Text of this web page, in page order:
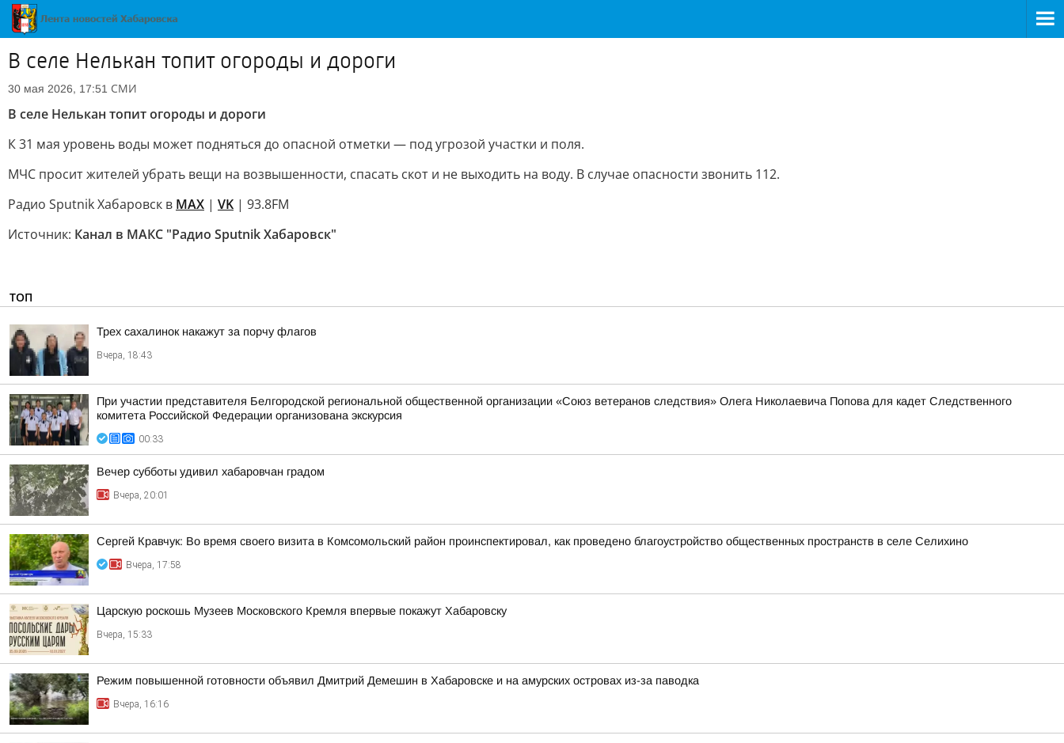
В селе Нелькан топит огороды и дороги
30 мая 2026, 17:51 СМИ
В селе Нелькан топит огороды и дороги
К 31 мая уровень воды может подняться до опасной отметки — под угрозой участки и поля.
МЧС просит жителей убрать вещи на возвышенности, спасать скот и не выходить на воду. В случае опасности звонить 112.
Радио Sputnik Хабаровск в MAX | VK | 93.8FM
Источник: Канал в МАКС "Радио Sputnik Хабаровск"
ТОП
Трех сахалинок накажут за порчу флагов
Вчера, 18:43
При участии представителя Белгородской региональной общественной организации «Союз ветеранов следствия» Олега Николаевича Попова для кадет Следственного
комитета Российской Федерации организована экскурсия
00:33
Вечер субботы удивил хабаровчан градом
Вчера, 20:01
Сергей Кравчук: Во время своего визита в Комсомольский район проинспектировал, как проведено благоустройство общественных пространств в селе Селихино
Вчера, 17:58
Царскую роскошь Музеев Московского Кремля впервые покажут Хабаровску
Вчера, 15:33
Режим повышенной готовности объявил Дмитрий Демешин в Хабаровске и на амурских островах из-за паводка
Вчера, 16:16